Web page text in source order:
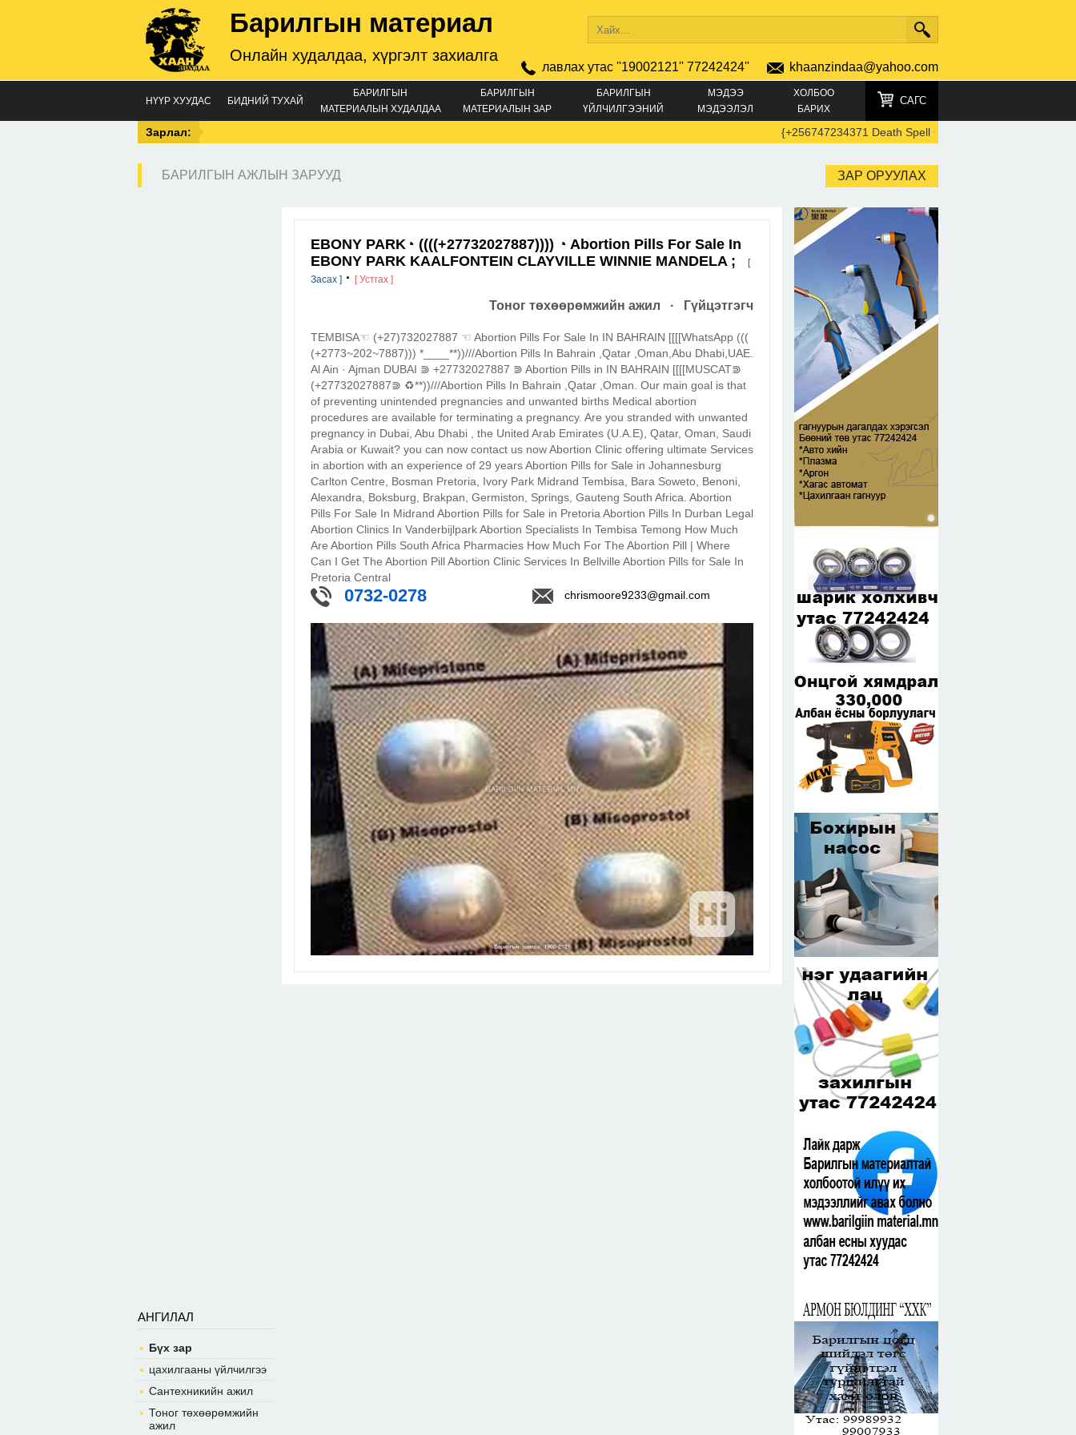
Барилгын материал
Онлайн худалдаа, хүргэлт захиалга
лавлах утас ''19002121'' 77242424'' khaanzindaa@yahoo.com
НҮҮР ХУУДАС БИДНИЙ ТУХАЙ
БАРИЛГЫН
МАТЕРИАЛЫН ХУДАЛДАА
БАРИЛГЫН
МАТЕРИАЛЫН ЗАР
БАРИЛГЫН
ҮЙЛЧИЛГЭЭНИЙ
МЭДЭЭ
МЭДЭЭЛЭЛ
ХОЛБОО
БАРИХ
САГС
Зарлал: {+256747234371 Death Spell Caster In California Black
ЗАР ОРУУЛАХ
БАРИЛГЫН АЖЛЫН ЗАРУУД
АНГИЛАЛ
Бүх зар
цахилгааны үйлчилгээ
Сантехникийн ажил
Тоног төхөөрөмжийн
ажил
EBONY PARK◔ ((((+27732027887)))) ◔ Abortion Pills For Sale In
EBONY PARK KAALFONTEIN CLAYVILLE WINNIE MANDELA ;
[
Засах ] · [ Устгах ]
Тоног төхөөрөмжийн ажил · Гүйцэтгэгч
TEMBISA☜ (+27)732027887 ☜ Abortion Pills For Sale In IN BAHRAIN [[[[WhatsApp (((
(+2773~202~7887))) *____**))///Abortion Pills In Bahrain ,Qatar ,Oman,Abu Dhabi,UAE.
Al Ain · Ajman DUBAI ︎⋑ +27732027887 ︎⋑ Abortion Pills in IN BAHRAIN [[[[MUSCAT⋑
(+27732027887⋑ ♻️**))///Abortion Pills In Bahrain ,Qatar ,Oman. Our main goal is that
of preventing unintended pregnancies and unwanted births Medical abortion
procedures are available for terminating a pregnancy. Are you stranded with unwanted
pregnancy in Dubai, Abu Dhabi , the United Arab Emirates (U.A.E), Qatar, Oman, Saudi
Arabia or Kuwait? you can now contact us now Abortion Clinic offering ultimate Services
in abortion with an experience of 29 years Abortion Pills for Sale in Johannesburg
Carlton Centre, Bosman Pretoria, Ivory Park Midrand Tembisa, Bara Soweto, Benoni,
Alexandra, Boksburg, Brakpan, Germiston, Springs, Gauteng South Africa. Abortion
Pills For Sale In Midrand Abortion Pills for Sale in Pretoria Abortion Pills In Durban Legal
Abortion Clinics In Vanderbijlpark Abortion Specialists In Tembisa Temong How Much
Are Abortion Pills South Africa Pharmacies How Much For The Abortion Pill | Where
Can I Get The Abortion Pill Abortion Clinic Services In Bellville Abortion Pills for Sale In
Pretoria Central
0732-0278 chrismoore9233@gmail.com